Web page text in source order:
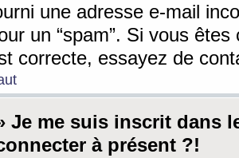
une adresse e-mail
un “spam”. Si vous
correcte, essayez de
Je me suis inscrit dans
à présent ?!